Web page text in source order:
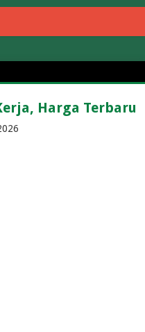
Harga Terbaru